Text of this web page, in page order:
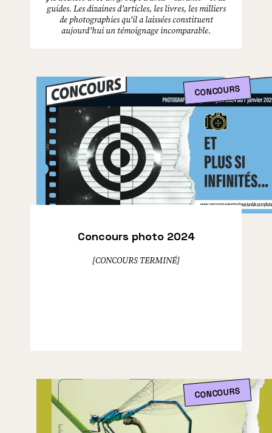
guides. Les dizaines d’articles, les livres, les milliers
de photographies qu’il a laissées constituent
aujourd’hui un témoignage incomparable.
CONCOURS
Concours photo 2024
[CONCOURS TERMINÉ]
CONCOURS